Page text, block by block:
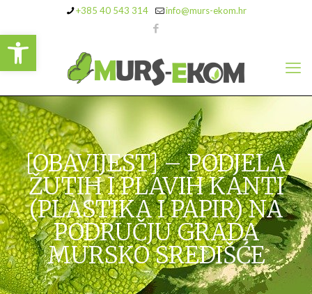
Open toolbar
+385 40 543 314 info@murs-ekom.hr
[OBAVIJEST] – PODJELA
ŽUTIH I PLAVIH KANTI
(PLASTIKA I PAPIR) NA
PODRUČJU GRADA
MURSKO SREDIŠĆE